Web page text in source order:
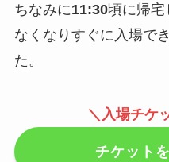
ちなみに11:30頃に帰宅
なくなりすぐに入場で
た。
＼入場チケ
チケット